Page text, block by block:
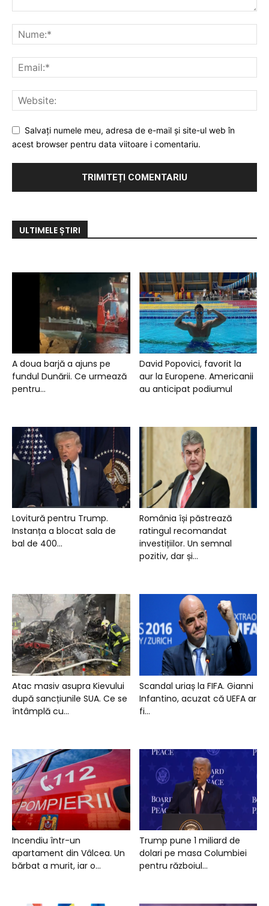
Salvați numele meu, adresa de e-mail și site-ul web în
acest browser pentru data viitoare i comentariu.
ULTIMELE ȘTIRI
A doua barjă a ajuns pe
fundul Dunării. Ce urmează
pentru...
David Popovici, favorit la
aur la Europene. Americanii
au anticipat podiumul
Lovitură pentru Trump.
Instanța a blocat sala de
bal de 400...
România își păstrează
ratingul recomandat
investițiilor. Un semnal
pozitiv, dar și...
Atac masiv asupra Kievului
după sancțiunile SUA. Ce se
întâmplă cu...
Scandal uriaș la FIFA. Gianni
Infantino, acuzat că UEFA ar
fi...
Incendiu într-un
apartament din Vâlcea. Un
bărbat a murit, iar o...
Trump pune 1 miliard de
dolari pe masa Columbiei
pentru războiul...